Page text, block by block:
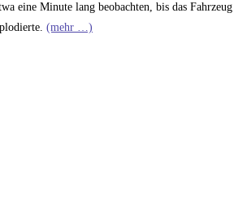
eine Minute lang beobachten, bis das Fahrzeug
(mehr …)